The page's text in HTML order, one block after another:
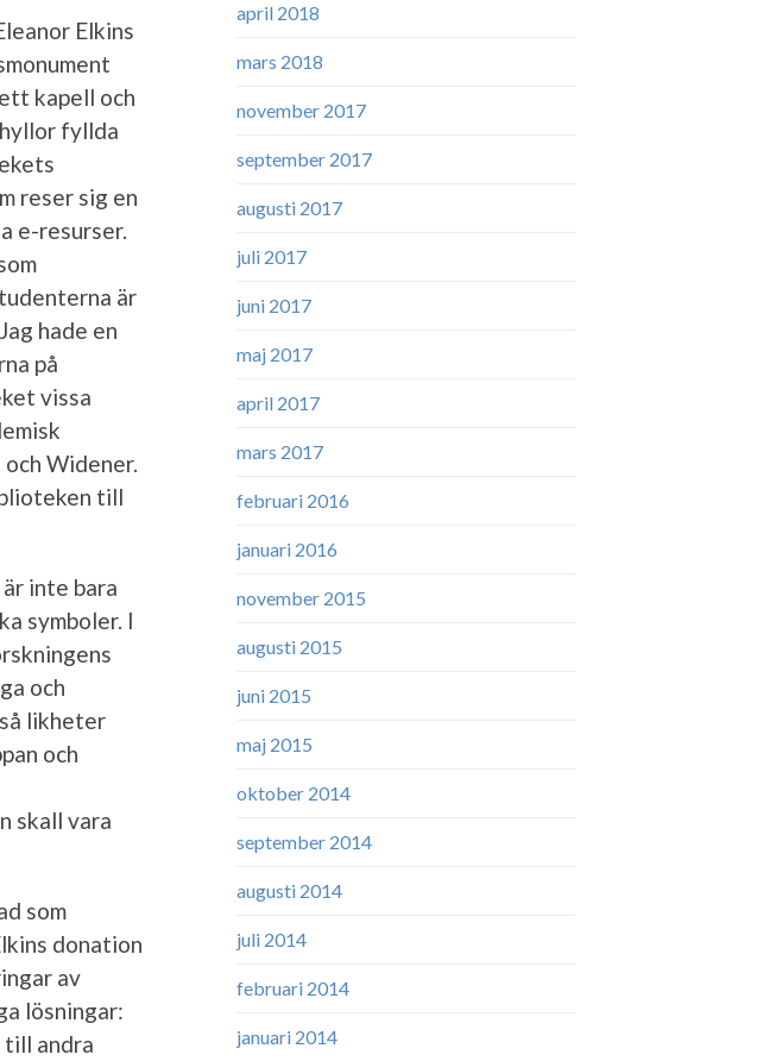
Elkins
kapell och
fyllda
reser sig en
e-resurser.
är
hade en
på
vissa
Widener.
till
inte bara
symboler. I
och
likheter
och
skall vara
som
donation
av
lösningar:
till andra
april 2018
mars 2018
november 2017
september 2017
augusti 2017
juli 2017
juni 2017
maj 2017
april 2017
mars 2017
februari 2016
januari 2016
november 2015
augusti 2015
juni 2015
maj 2015
oktober 2014
september 2014
augusti 2014
juli 2014
februari 2014
januari 2014